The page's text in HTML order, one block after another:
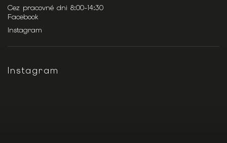
Cez pracovné dni 8:00-14:30
Facebook
Instagram
Instagram